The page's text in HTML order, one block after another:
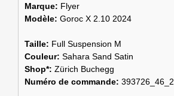
Marque: Flyer
Modèle: Goroc X 2.10 2024
Taille: Full Suspension M
Couleur: Sahara Sand Satin
Shop*: Zürich Buchegg
Numéro de commande: 393726_46_2